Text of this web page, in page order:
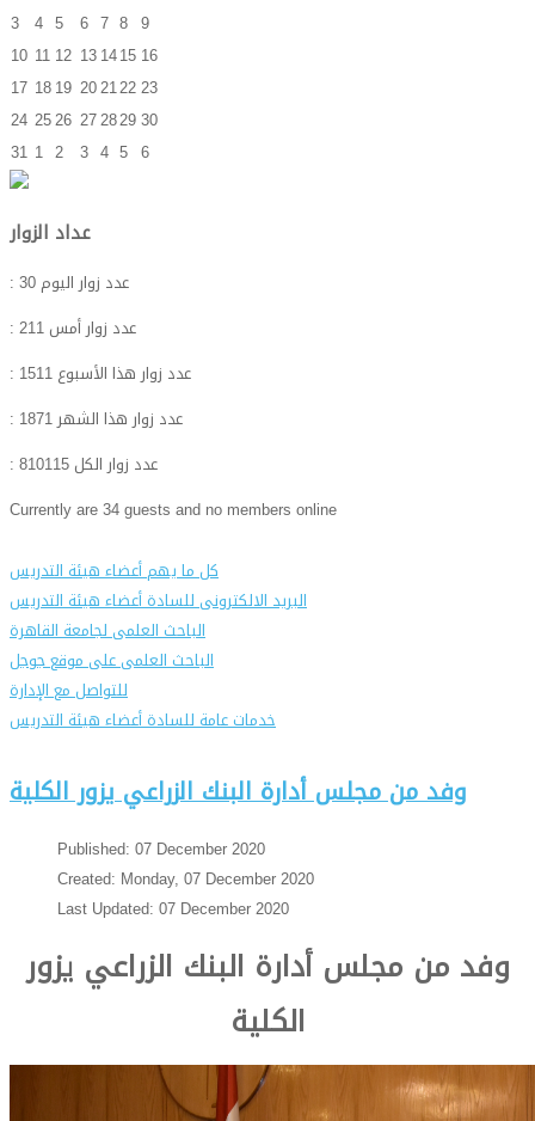
3 4 5 6 7 8 9
10 11 12 131415 16
17 1819 20212223
24 2526 27282930
31 1 2 3 4 5 6
عداد الزوار
: عدد زوار اليوم30
: عدد زوار أمس 211
: عدد زوار هذا الأسبوع 1511
: عدد زوار هذا الشهر1871
: عدد زوار الكل 810115
Currently are 34 guests and no members online
كل ما يهم أعضاء هيئة التدريس
البريد الالكترونى للسادة أعضاء هيئة التدريس
الباحث العلمى لجامعة القاهرة
الباحث العلمى على موقع جوجل
للتواصل مع الإدارة
خدمات عامة للسادة أعضاء هيئة التدريس
وفد من مجلس أدارة البنك الزراعي يزور الكلية
Published: 07 December 2020
Created: Monday, 07 December 2020
Last Updated: 07 December 2020
وفد من مجلس أدارة البنك الزراعي يزور
الكلية